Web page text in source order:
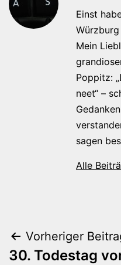
Einst
Mein
Poppitz:
neet“ –
sagen
Alle
Vorheriger
30. Todestag